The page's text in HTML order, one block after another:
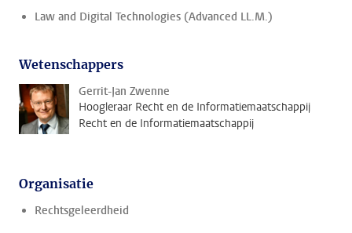
Law and Digital Technologies (Advanced LL.M.)
Wetenschappers
Gerrit-Jan Zwenne
Hoogleraar Recht en de Informatiemaatschappij
Recht en de Informatiemaatschappij
Organisatie
Rechtsgeleerdheid